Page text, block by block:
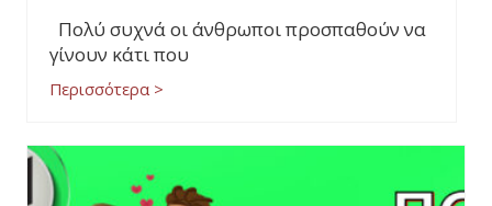
Πολύ συχνά οι άνθρωποι προσπαθούν να
γίνουν κάτι που
Περισσότερα >